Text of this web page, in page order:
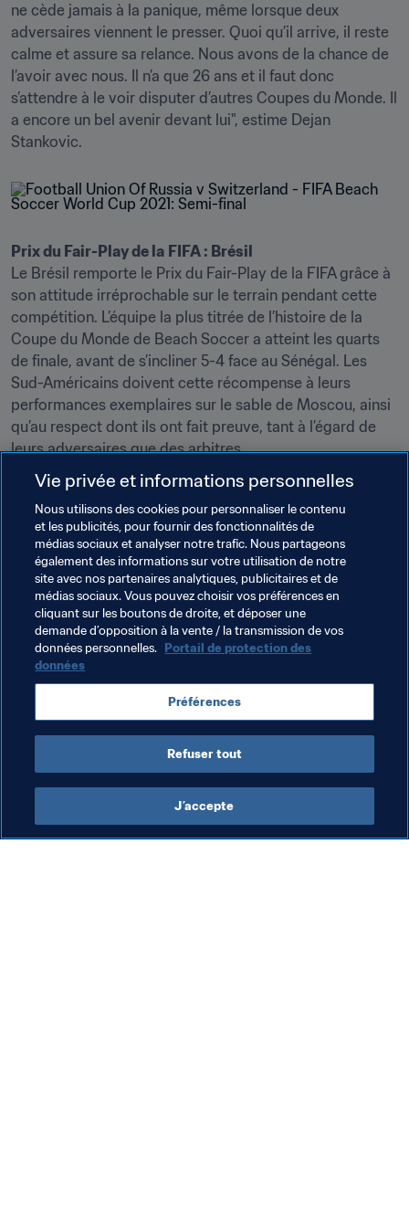
ne cède jamais à la panique, même lorsque deux
adversaires viennent le presser. Quoi qu’il arrive, il reste
calme et assure sa relance. Nous avons de la chance de
l’avoir avec nous. Il n’a que 26 ans et il faut donc
s’attendre à le voir disputer d’autres Coupes du Monde. Il
a encore un bel avenir devant lui", estime Dejan
Stankovic.
Prix du Fair-Play de la FIFA : Brésil
Le Brésil remporte le Prix du Fair-Play de la FIFA grâce à
son attitude irréprochable sur le terrain pendant cette
compétition. L’équipe la plus titrée de l’histoire de la
Coupe du Monde de Beach Soccer a atteint les quarts
de finale, avant de s’incliner 5-4 face au Sénégal. Les
Sud-Américains doivent cette récompense à leurs
performances exemplaires sur le sable de Moscou, ainsi
qu’au respect dont ils ont fait preuve, tant à l’égard de
Thèmes en lien
Coupe du Monde de Beach Soccer de la FIFA, Russie
2021
Russia UEFA Japan AFC Switzerland
Senegal CAF
Vie privée et informations personnelles
Nous utilisons des cookies pour personnaliser le contenu
et les publicités, pour fournir des fonctionnalités de
médias sociaux et analyser notre trafic. Nous partageons
également des informations sur votre utilisation de notre
site avec nos partenaires analytiques, publicitaires et de
médias sociaux. Vous pouvez choisir vos préférences en
cliquant sur les boutons de droite, et déposer une
demande d’opposition à la vente / la transmission de vos
données personnelles. Portail de protection des
données
Préférences
Refuser tout
J’accepte